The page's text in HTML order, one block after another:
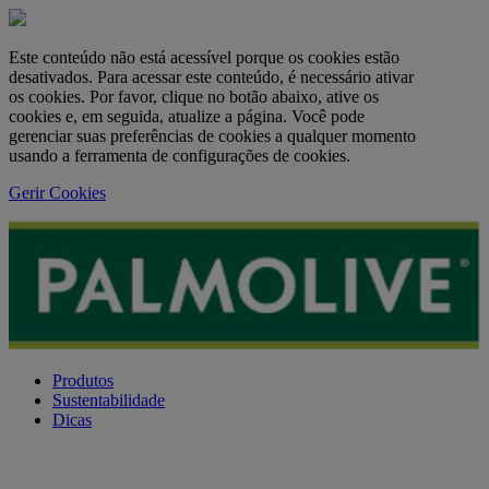
Este conteúdo não está acessível porque os cookies estão
desativados. Para acessar este conteúdo, é necessário ativar
os cookies. Por favor, clique no botão abaixo, ative os
cookies e, em seguida, atualize a página. Você pode
gerenciar suas preferências de cookies a qualquer momento
usando a ferramenta de configurações de cookies.
Gerir Cookies
Produtos
Sustentabilidade
Dicas